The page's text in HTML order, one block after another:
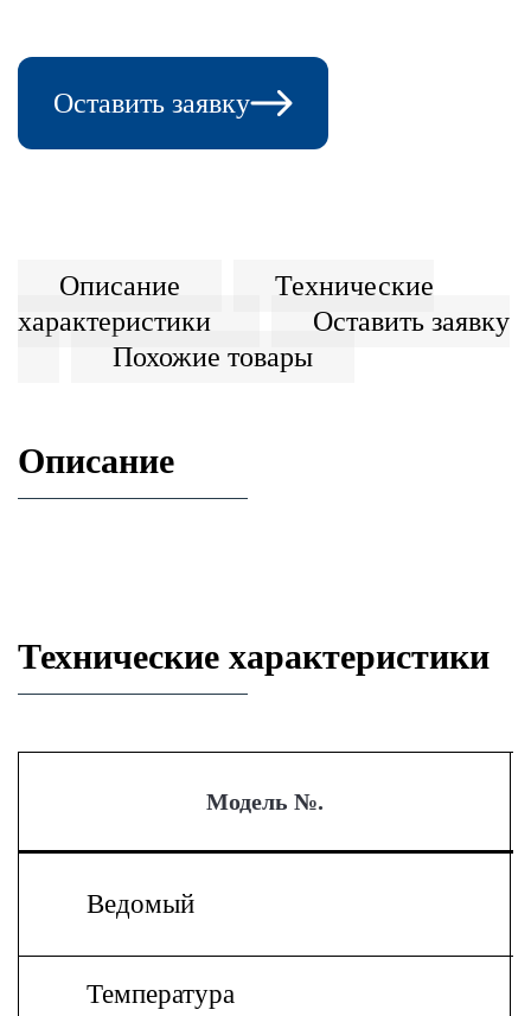
Оставить заявку
Описание
Технические
характеристики
Оставить заявку
Похожие товары
Описание
Технические характеристики
Модель №.
Ведомый
Температура